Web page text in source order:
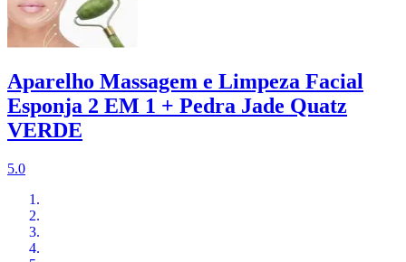
Aparelho Massagem e Limpeza Facial
Esponja 2 EM 1 + Pedra Jade Quatz
VERDE
5.0